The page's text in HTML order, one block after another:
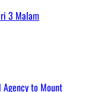
3 Malam
Agency to Mount